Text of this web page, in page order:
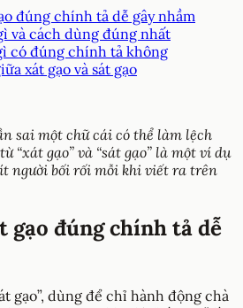
đúng chính tả dễ gây nhầm
và cách dùng đúng nhất
có đúng chính tả không
xát gạo và sát gạo
sai một chữ cái có thể làm lệch
“xát gạo” và “sát gạo” là một ví dụ
người bối rối mỗi khi viết ra trên
gạo đúng chính tả dễ
gạo”, dùng để chỉ hành động chà